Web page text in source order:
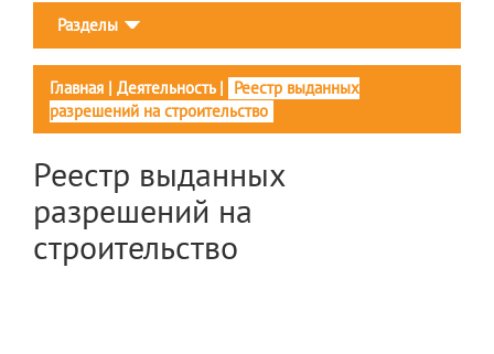
Разделы
Главная | Деятельность| Реестр выданных
разрешений на строительство
Реестр выданных
разрешений на
строительство